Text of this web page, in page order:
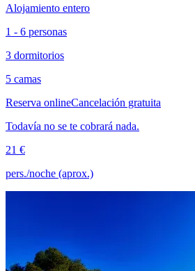
Alojamiento entero
1 - 6 personas
3 dormitorios
5 camas
Reserva onlineCancelación gratuita
Todavía no se te cobrará nada.
21 €
pers./noche (aprox.)